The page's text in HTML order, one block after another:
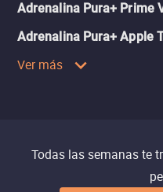
Adrenalina Pura+ Prime
Adrenalina Pura+ Apple
Ver más
Todas las semanas te